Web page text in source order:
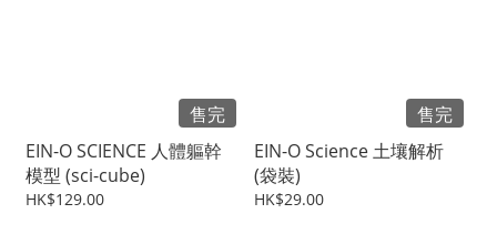
售完
EIN-O SCIENCE 人體軀幹
模型 (sci-cube)
HK$129.00
售完
EIN-O Science 土壤解析
(袋裝)
HK$29.00